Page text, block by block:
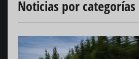
Noticias por categorías